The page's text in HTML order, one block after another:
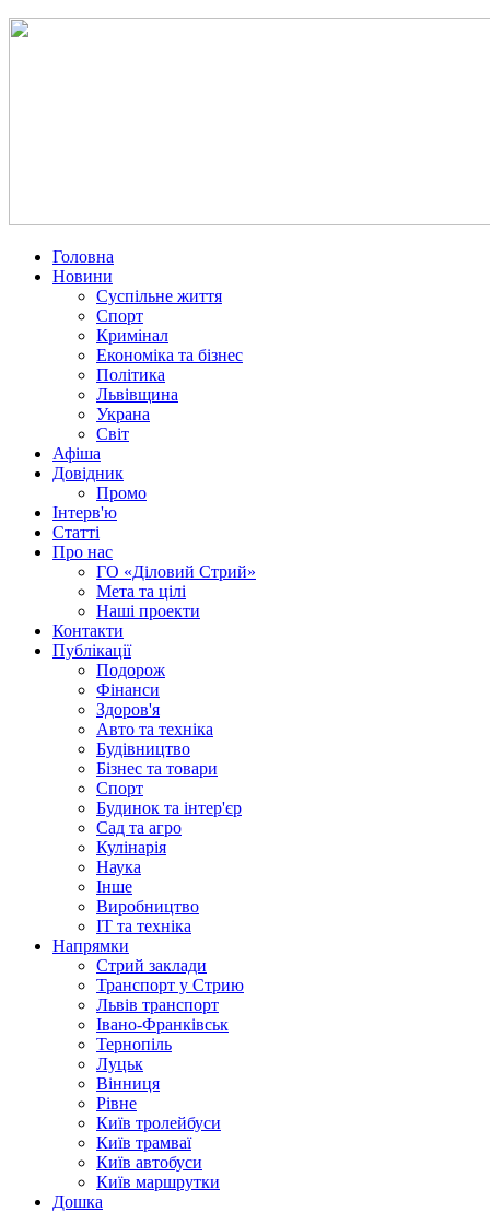
Головна
Новини
Суспільне життя
Спорт
Кримінал
Економіка та бізнес
Політика
Львівщина
Украна
Світ
Афіша
Довідник
Промо
Інтерв'ю
Статті
Про нас
ГО «Діловий Стрий»
Мета та цілі
Наші проекти
Контакти
Публікації
Подорож
Фінанси
Здоров'я
Авто та техніка
Будівництво
Бізнес та товари
Спорт
Будинок та інтер'єр
Сад та агро
Кулінарія
Наука
Інше
Виробництво
IT та техніка
Напрямки
Стрий заклади
Транспорт у Стрию
Львів транспорт
Івано-Франківськ
Тернопіль
Луцьк
Вінниця
Рівне
Київ тролейбуси
Київ трамваї
Київ автобуси
Київ маршрутки
Дошка